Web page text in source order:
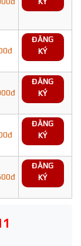
ĐĂNG
KÝ
ĐĂNG
KÝ
ĐĂNG
KÝ
ĐĂNG
KÝ